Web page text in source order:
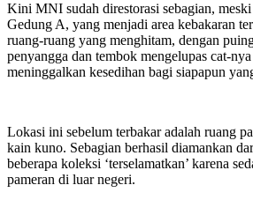
Kini MNI sudah direstorasi sebagian,
Gedung A, yang menjadi area kebakaran
ruang-ruang yang menghitam, dengan
penyangga dan tembok mengelupas cat-
meninggalkan kesedihan bagi siapapun
Lokasi ini sebelum terbakar adalah ruang
kain kuno. Sebagian berhasil diamankan
beberapa koleksi ‘terselamatkan’ karena
pameran di luar negeri.